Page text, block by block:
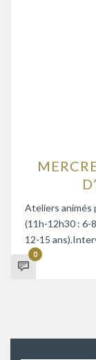
Ateliers animés
(11h-12h30 : 6-
12-15
0